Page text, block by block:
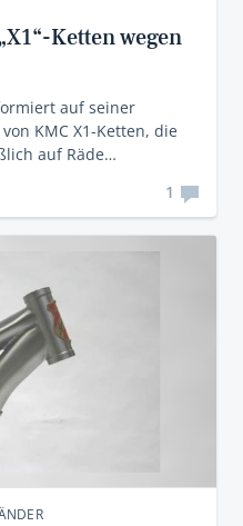
Ketten wegen
auf seiner
KMC X1-Ketten, die
auf Räde…
1